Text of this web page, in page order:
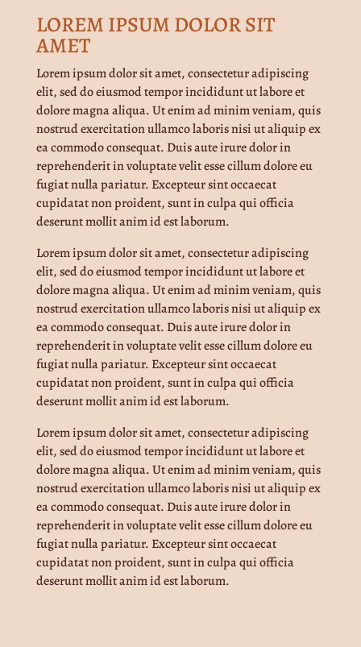
LOREM IPSUM DOLOR SIT
AMET
Lorem ipsum dolor sit amet, consectetur adipiscing
elit, sed do eiusmod tempor incididunt ut labore et
dolore magna aliqua. Ut enim ad minim veniam, quis
nostrud exercitation ullamco laboris nisi ut aliquip ex
ea commodo consequat. Duis aute irure dolor in
reprehenderit in voluptate velit esse cillum dolore eu
fugiat nulla pariatur. Excepteur sint occaecat
cupidatat non proident, sunt in culpa qui officia
deserunt mollit anim id est laborum.
Lorem ipsum dolor sit amet, consectetur adipiscing
elit, sed do eiusmod tempor incididunt ut labore et
dolore magna aliqua. Ut enim ad minim veniam, quis
nostrud exercitation ullamco laboris nisi ut aliquip ex
ea commodo consequat. Duis aute irure dolor in
reprehenderit in voluptate velit esse cillum dolore eu
fugiat nulla pariatur. Excepteur sint occaecat
cupidatat non proident, sunt in culpa qui officia
deserunt mollit anim id est laborum.
Lorem ipsum dolor sit amet, consectetur adipiscing
elit, sed do eiusmod tempor incididunt ut labore et
dolore magna aliqua. Ut enim ad minim veniam, quis
nostrud exercitation ullamco laboris nisi ut aliquip ex
ea commodo consequat. Duis aute irure dolor in
reprehenderit in voluptate velit esse cillum dolore eu
fugiat nulla pariatur. Excepteur sint occaecat
cupidatat non proident, sunt in culpa qui officia
deserunt mollit anim id est laborum.